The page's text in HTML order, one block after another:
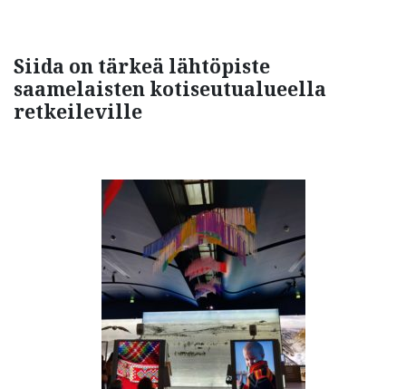
Siida on tärkeä lähtöpiste
saamelaisten kotiseutualueella
retkeileville